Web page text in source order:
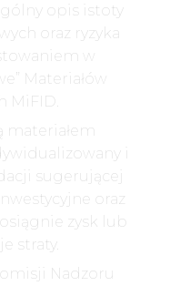
opis istoty
oraz ryzyka
w
Materiałów
MiFID.
materiałem
i
sugerującej
oraz
zysk lub
straty.
Nadzoru